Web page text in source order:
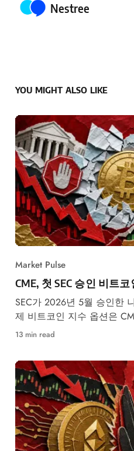
Posted by
Nestree
YOU MIGHT ALSO LIKE
Market Pulse
CME, 첫 SEC 승인 비트
SEC가 2026년 5월 승인한
제 비트코인 지수 옵션은
13 min read